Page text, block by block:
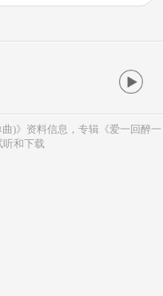
)》资料信息，专辑《爱一回醉一
听和下载